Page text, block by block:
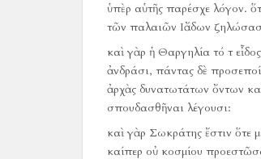
ὑπὲρ αὑτῆς παρέσχε λόγον.
τῶν παλαιῶν Ιἄδων
καὶ γὰρ ἡ Θαργηλία τό τ
ἀνδράσι, πάντας δὲ
ἀρχὰς δυνατωτάτων ὄντων
σπουδασθῆναι λέγουσι:
καὶ γὰρ Σωκράτης ἔστιν ὅτε
καίπερ οὐ κοσμίου